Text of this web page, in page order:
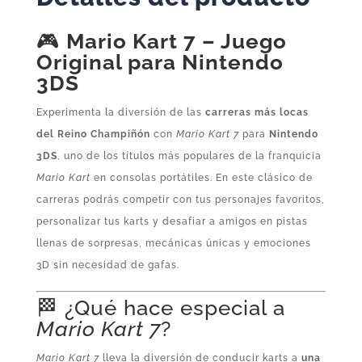
🎮 Mario Kart 7 – Juego
Original para Nintendo
3DS
Experimenta la diversión de las carreras más locas
del Reino Champiñón con Mario Kart 7para Nintendo
3DS , uno de los títulos más populares de la franquicia
Mario Kart en consolas portátiles. En este clásico de
carreras podrás competir con tus personajes favoritos,
personalizar tus karts y desafiar a amigos en pistas
llenas de sorpresas, mecánicas únicas y emociones
3D sin necesidad de gafas.
🏁 ¿Qué hace especial a
Mario Kart 7?
Mario Kart 7lleva la diversión de conducir karts a una